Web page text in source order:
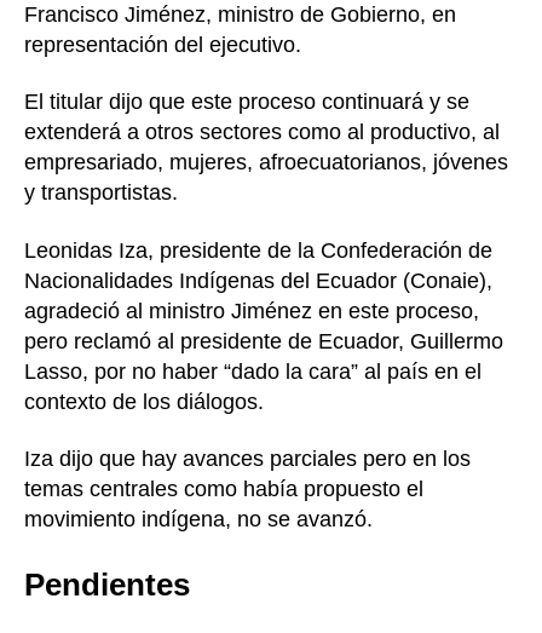
Francisco Jiménez, ministro de Gobierno, en
representación del ejecutivo.
El titular dijo que este proceso continuará y se
extenderá a otros sectores como al productivo, al
empresariado, mujeres, afroecuatorianos, jóvenes
y transportistas.
Leonidas Iza, presidente de la Confederación de
Nacionalidades Indígenas del Ecuador (Conaie),
agradeció al ministro Jiménez en este proceso,
pero reclamó al presidente de Ecuador, Guillermo
Lasso, por no haber “dado la cara” al país en el
contexto de los diálogos.
Iza dijo que hay avances parciales pero en los
temas centrales como había propuesto el
movimiento indígena, no se avanzó.
Pendientes